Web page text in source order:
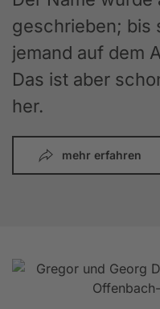
geschrieben; bis
jemand auf dem
Das ist aber
her.
mehr erfahren